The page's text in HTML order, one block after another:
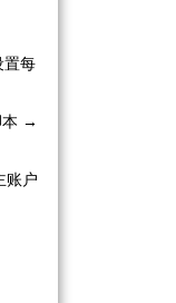
置每
本 →
账户